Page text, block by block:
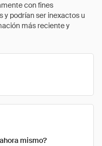
con fines
y podrían ser inexactos u
más reciente y
mismo?